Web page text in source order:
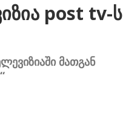
post tv-ს
მათგან